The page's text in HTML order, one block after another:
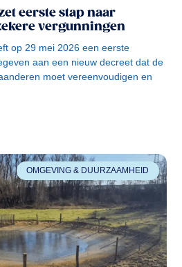
eerste stap naar
vergunningen
op 29 mei 2026 een eerste
aan een nieuw decreet dat de
moet vereenvoudigen en
OMGEVING & DUURZAAMHEID